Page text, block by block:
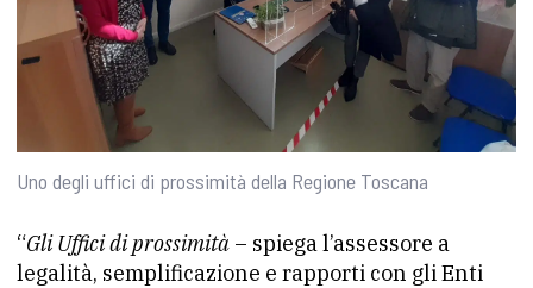
Uno degli uffici di prossimità della Regione Toscana
“Gli Uffici di prossimità – spiega l’assessore a
legalità, semplificazione e rapporti con gli Enti